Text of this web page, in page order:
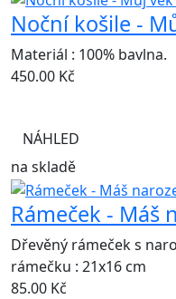
Noční košile -
Materiál : 100% bavlna.
450.00 Kč
NÁHLED
na skladě
Rámeček - Máš
Dřevěný rámeček s
rámečku : 21x16 cm
85.00 Kč